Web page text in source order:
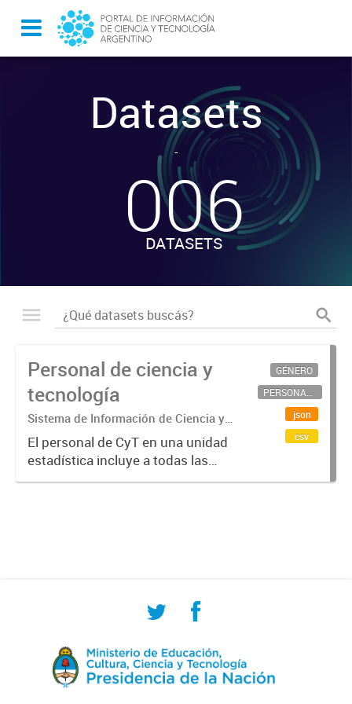
Datasets
-
006
DATASETS
Personal de ciencia y
tecnología
Sistema de Información de Ciencia y
Tecnología Argentino (SICYTAR)
El personal de CyT en una unidad
estadística incluye a todas las
personas involucradas
GÉNERO
PERSONAL CIENTÍFICO-TECNOLÓGICO
json
csv